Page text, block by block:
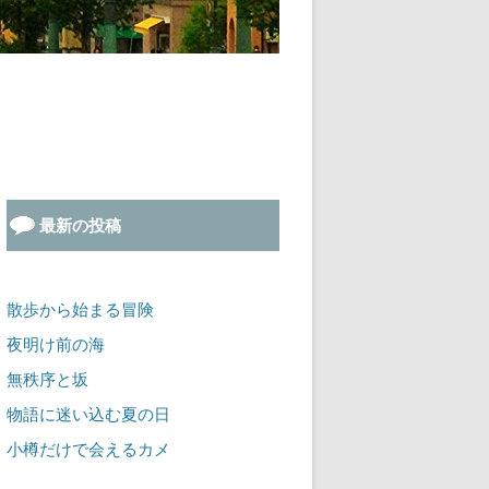
最新の投稿
散歩から始まる冒険
夜明け前の海
無秩序と坂
物語に迷い込む夏の日
小樽だけで会えるカメ